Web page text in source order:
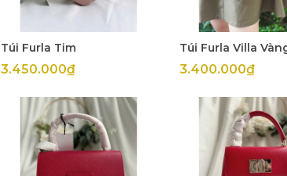
Túi Furla Tim
3.450.000₫
Túi Furla Villa
3.400.000₫